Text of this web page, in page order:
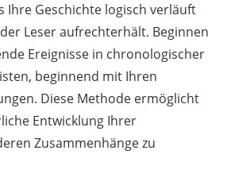
Ihre Geschichte logisch verläuft
Leser aufrechterhält. Beginnen
Ereignisse in chronologischer
beginnend mit Ihren
Diese Methode ermöglicht
Entwicklung Ihrer
Zusammenhänge zu